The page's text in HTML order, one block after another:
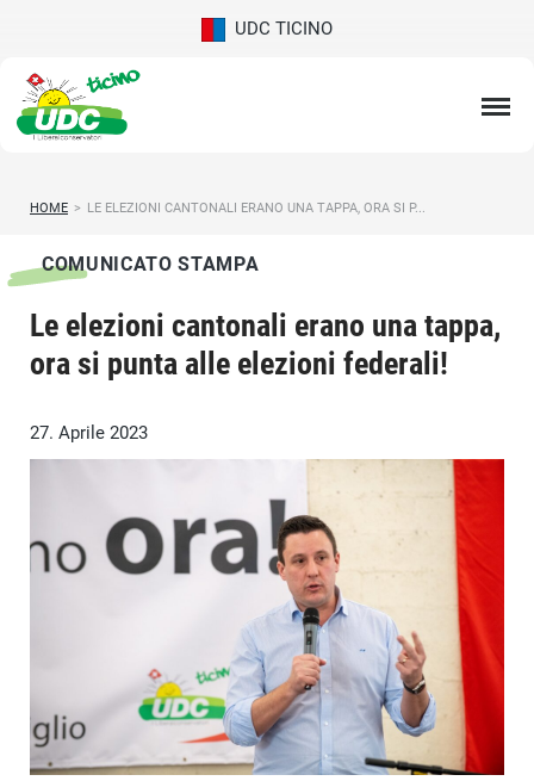
UDC TICINO
HOME > LE ELEZIONI CANTONALI ERANO UNA TAPPA, ORA SI P...
COMUNICATO STAMPA
Le elezioni cantonali erano una tappa,
ora si punta alle elezioni federali!
27. Aprile 2023